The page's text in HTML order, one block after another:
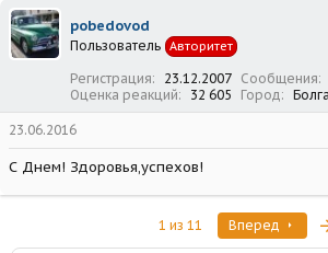
pobedovod
Пользователь Авторитет
Регистрация 23.12.2007 Сообщения
Оценка реакций
32 605 Город
23.06.2016
С Днем! Здоровья,успехов!
1 из 11 Вперед